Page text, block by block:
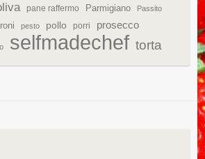
pane raffermo Parmigiano Passito
pesto pollo porri prosecco
selfmadechef torta